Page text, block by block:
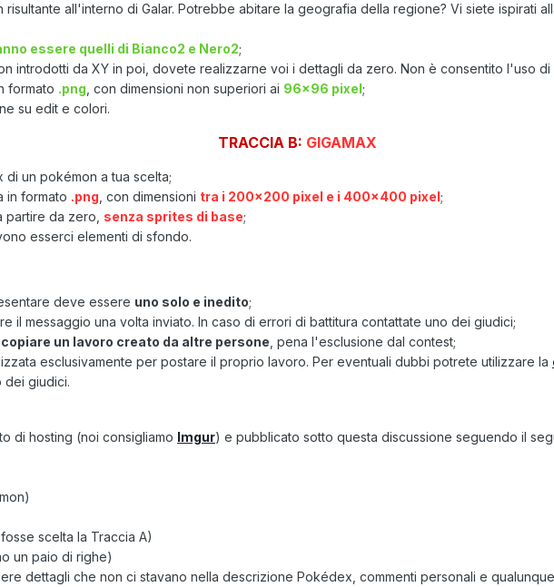
risultante all'interno di Galar. Potrebbe abitare la geografia della regione? Vi siete ispirati
essere quelli di Bianco2 e Nero2;
introdotti da XY in poi, dovete realizzarne voi i dettagli da zero. Non è consentito l'uso di
formato .png , con dimensioni non superiori ai 96x96 pixel;
su edit e colori.
TRACCIA B: GIGAMAX
di un pokémon a tua scelta;
in formato .png , con dimensioni tra i 200x200 pixel e i 400x400 pixel;
partire da zero, senza sprites di base;
esserci elementi di sfondo.
deve essere uno solo e inedito;
il messaggio una volta inviato. In caso di errori di battitura contattate uno dei giudici;
un lavoro creato da altre persone , pena l'esclusione dal contest;
esclusivamente per postare il proprio lavoro. Per eventuali dubbi potrete utilizzare la
dei giudici.
di hosting (noi consigliamo Imgur) e pubblicato sotto questa discussione seguendo il
scelta la Traccia A)
un paio di righe)
dettagli che non ci stavano nella descrizione Pokédex, commenti personali e